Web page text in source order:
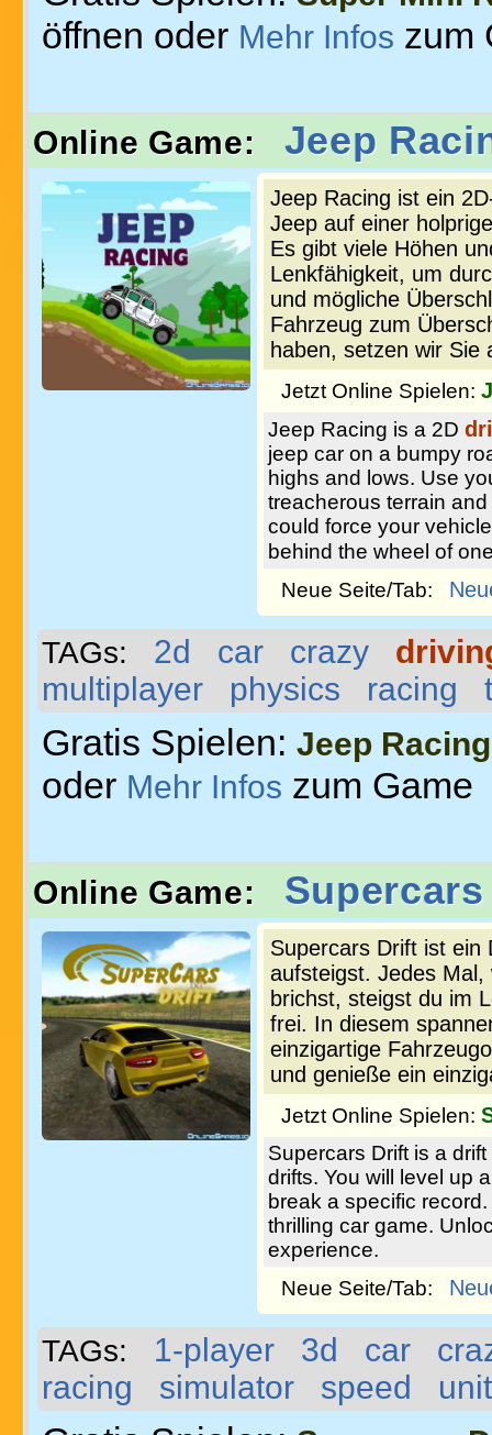
öffnen oder Mehr Infos zum
Online Game: Jeep
Jeep Racing ist ein
Jeep auf einer
Es gibt viele Höhen
Lenkfähigkeit, um
und mögliche
Fahrzeug zum
haben, setzen wir Sie
Jetzt Online Spielen:
Jeep Racing is a 2D
jeep car on a bumpy
highs and lows. Use
treacherous terrain
could force your
behind the wheel of
Neue Seite/Tab:
TAGs: 2d car crazy
multiplayer
physics racing
Gratis Spielen: Jeep Racing
oder Mehr Infos zum Game
Online Game:
Supercars Drift ist ein
aufsteigst. Jedes
brichst, steigst du im
frei. In diesem
einzigartige
und genieße ein
Jetzt Online Spielen:
Supercars Drift is a
drifts. You will level up
break a specific
thrilling car game.
experience.
Neue Seite/Tab:
TAGs: 1-player 3d car
racing
simulator speed